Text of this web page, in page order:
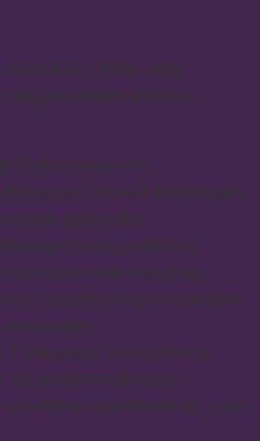
e pode variar
Alguns pontos práticos
Cada criança tem
O que funciona para
para outra.
como pesadelos,
ou acordar frequente
e podem exigir estratégias
Estabelecer uma rotina de
um ambiente de sono
melhorar a qualidade do sono